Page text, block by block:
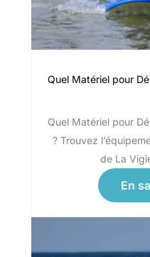
Quel Matériel pour
Quel Matériel pour
? Trouvez
de La
En